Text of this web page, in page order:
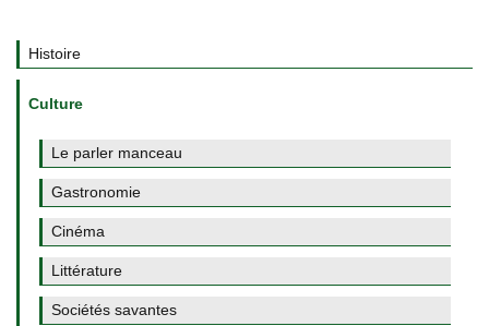
Histoire
Culture
Le parler manceau
Gastronomie
Cinéma
Littérature
Sociétés savantes